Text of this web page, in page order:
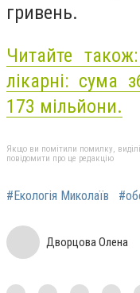
гривень.
Читайте
лікарні: сума
173 мільйони.
Якщо ви помітили помилку,
повідомити про це редакцію
#Екологія Миколаїв
Дворцова Олена